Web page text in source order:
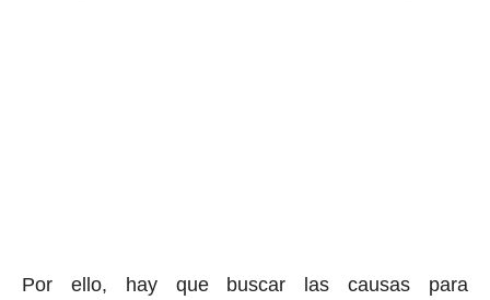
Por ello, hay que buscar las causas para